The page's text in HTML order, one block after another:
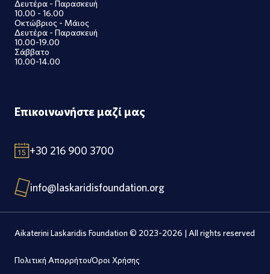
Δευτέρα - Παρασκευή
10.00 - 16.00
Οκτώβριος - Μάιος
Δευτέρα - Παρασκευή
10.00-19.00
Σάββατο
10.00-14.00
Επικοινωνήστε μαζί μας
+30 216 900 3700
info@laskaridisfoundation.org
Aikaterini Laskaridis Foundation © 2023-2026 | All rights reserved
Πολιτική ΑπορρήτουΌροι Χρήσης